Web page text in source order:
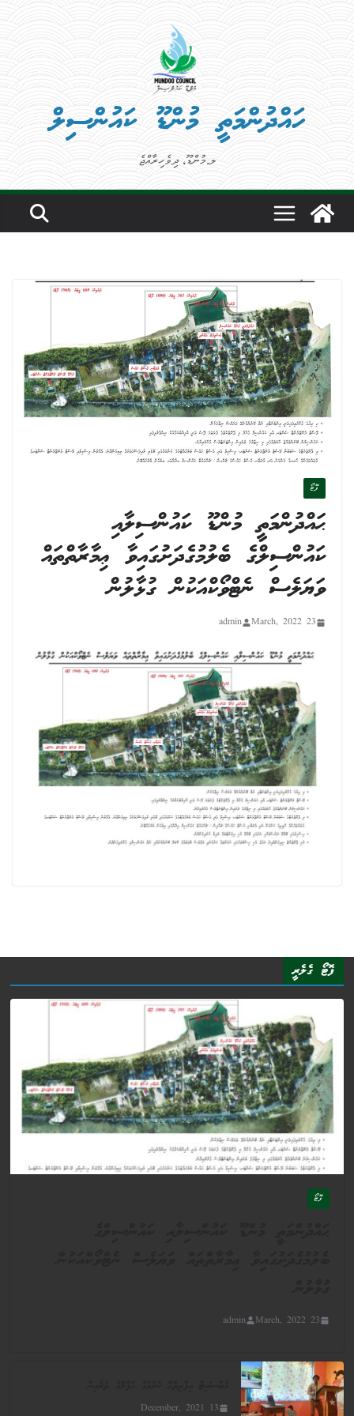
Skip
to
content
ހައްދުންމަތީ މުންޑޫ ކައުންސިލް
ލ.މުންޑޫ، ދިވެހިރާއްޖެ
ފޮޓޯ
ޙައްދުންމަތީ މުންޑޫ ކައުންސިލާއި
ކައުންސިލްގެ ބެލުމުގެދަށުގައިވާ ޢިމާރާތްތައް
ވަޔަލެސް ނެޓްވޯކްއަކުން ގުޅާލުން
23 March, 2022
admin
ފޮޓޯ ގެލެރީ
ފޮޓޯ
23 March, 2022
admin
13 December, 2021